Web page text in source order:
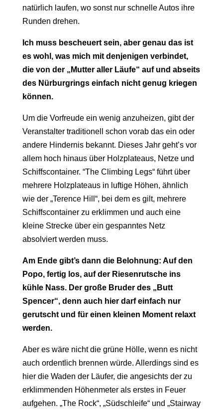
natürlich laufen, wo sonst nur schnelle Autos ihre
Runden drehen.
Ich muss bescheuert sein, aber genau das ist
es wohl, was mich mit denjenigen verbindet,
die von der „Mutter aller Läufe“ auf und abseits
des Nürburgrings einfach nicht genug kriegen
können.
Um die Vorfreude ein wenig anzuheizen, gibt der
Veranstalter traditionell schon vorab das ein oder
andere Hindernis bekannt. Dieses Jahr geht’s vor
allem hoch hinaus über Holzplateaus, Netze und
Schiffscontainer. “The Climbing Legs“ führt über
mehrere Holzplateaus in luftige Höhen, ähnlich
wie der „Terence Hill“, bei dem es gilt, mehrere
Schiffscontainer zu erklimmen und auch eine
kleine Strecke über ein gespanntes Netz
absolviert werden muss.
Am Ende gibt’s dann die Belohnung: Auf den
Popo, fertig los, auf der Riesenrutsche ins
kühle Nass. Der große Bruder des „Butt
Spencer“, denn auch hier darf einfach nur
gerutscht und für einen kleinen Moment relaxt
werden.
Aber es wäre nicht die grüne Hölle, wenn es nicht
auch ordentlich brennen würde. Allerdings sind es
hier die Waden der Läufer, die angesichts der zu
erklimmenden Höhenmeter als erstes in Feuer
aufgehen. „The Rock“, „Südschleife“ und „Stairway